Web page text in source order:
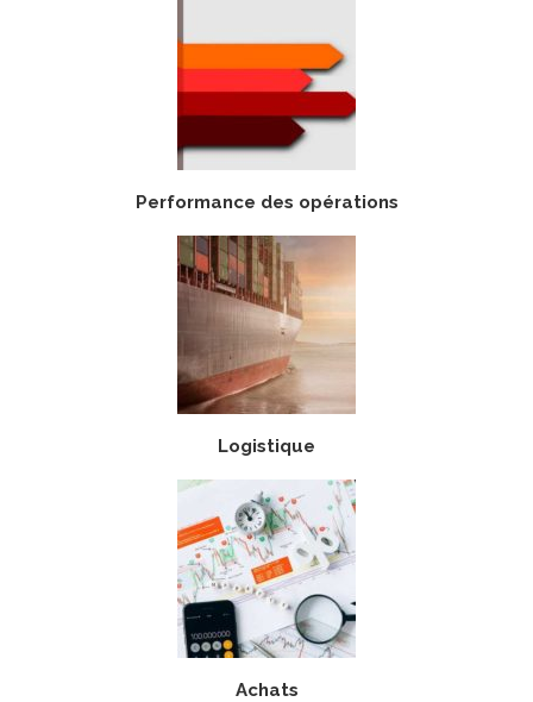
Performance des opérations
Logistique
Achats